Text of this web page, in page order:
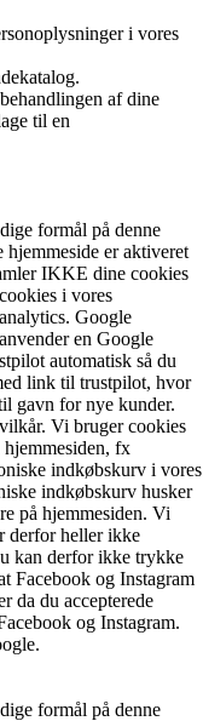
i vores
af dine
til en
formål på denne
er aktiveret
IKKE dine cookies
i vores
Google
en Google
automatisk så du
link til trustpilot, hvor
gavn for nye kunder.
Vi bruger cookies
fx
indkøbskurv i vores
indkøbskurv husker
på hjemmesiden. Vi
derfor heller ikke
kan derfor ikke trykke
Facebook og Instagram
da du accepterede
og Instagram.
formål på denne